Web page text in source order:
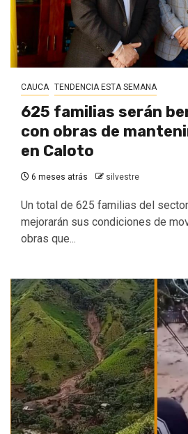
CAUCA TENDENCIA ESTA SEMANA
625 familias serán
con obras de
en Caloto
6 meses atrás silvestre
Un total de 625 familias del
mejorarán sus condiciones de
obras que...